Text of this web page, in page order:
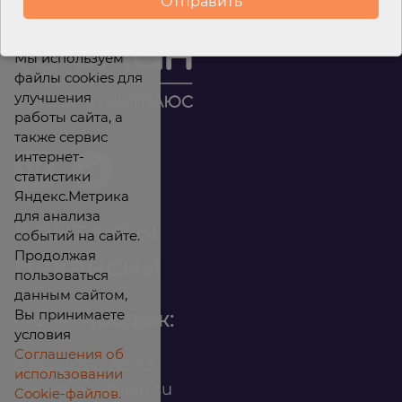
Контакты
Вакансии
Офис продаж:
infomarket@ilan.su
Мы используем
файлы cookies для
улучшения
работы сайта, а
также сервис
интернет-
статистики
Яндекс.Метрика
для анализа
событий на сайте.
Продолжая
пользоваться
данным сайтом,
Вы принимаете
условия
Соглашения об
использовании
Cookie-файлов.